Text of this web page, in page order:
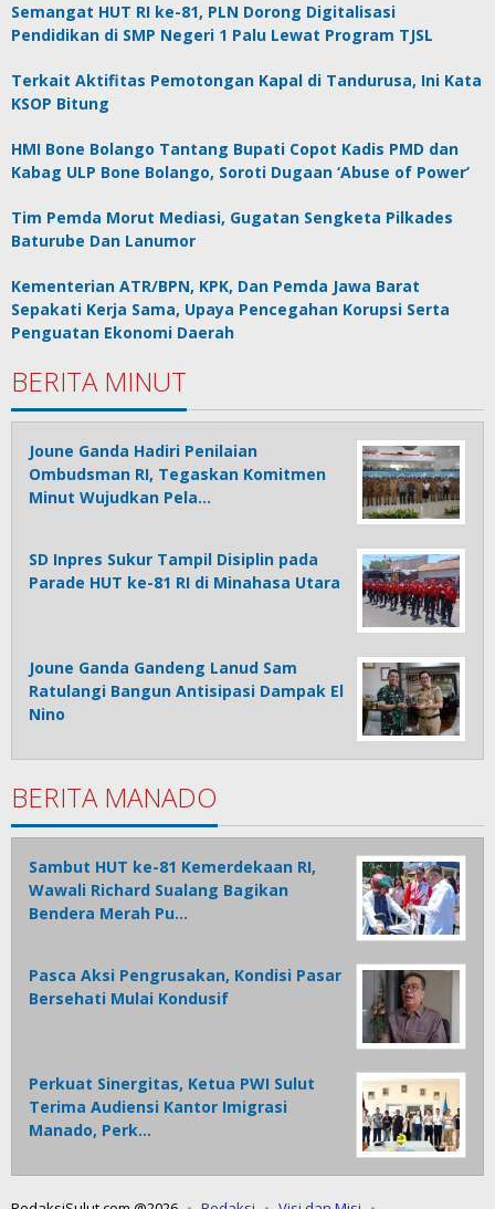
Semangat HUT RI ke-81, PLN Dorong Digitalisasi
Pendidikan di SMP Negeri 1 Palu Lewat Program TJSL
Terkait Aktifitas Pemotongan Kapal di Tandurusa, Ini Kata
KSOP Bitung
HMI Bone Bolango Tantang Bupati Copot Kadis PMD dan
Kabag ULP Bone Bolango, Soroti Dugaan ‘Abuse of Power’
Tim Pemda Morut Mediasi, Gugatan Sengketa Pilkades
Baturube Dan Lanumor
Kementerian ATR/BPN, KPK, Dan Pemda Jawa Barat
Sepakati Kerja Sama, Upaya Pencegahan Korupsi Serta
Penguatan Ekonomi Daerah
BERITA MINUT
Joune Ganda Hadiri Penilaian
Ombudsman RI, Tegaskan Komitmen
Minut Wujudkan Pela…
SD Inpres Sukur Tampil Disiplin pada
Parade HUT ke-81 RI di Minahasa Utara
Joune Ganda Gandeng Lanud Sam
Ratulangi Bangun Antisipasi Dampak El
Nino
BERITA MANADO
Sambut HUT ke-81 Kemerdekaan RI,
Wawali Richard Sualang Bagikan
Bendera Merah Pu…
Pasca Aksi Pengrusakan, Kondisi Pasar
Bersehati Mulai Kondusif
Perkuat Sinergitas, Ketua PWI Sulut
Terima Audiensi Kantor Imigrasi
Manado, Perk…